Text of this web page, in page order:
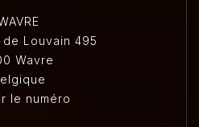
de Louvain 495
Wavre
le numéro